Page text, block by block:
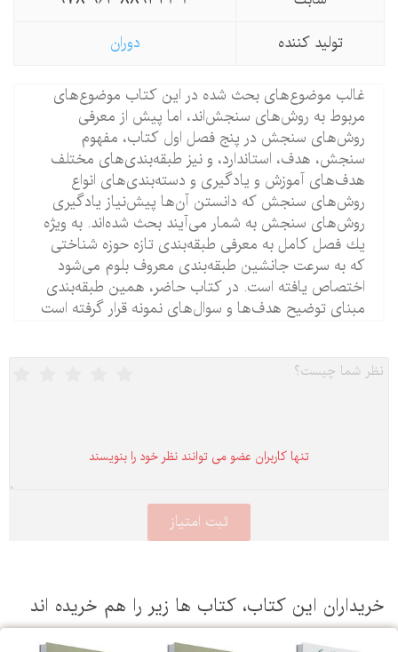
تولید كننده
دوران
غالب موضوع‌های بحث شده در این كتاب موضوع‌های
مربوط به روش‌های سنجش‌اند، اما پیش از معرفی
روش‌های سنجش در پنج فصل اول كتاب، مفهوم
سنجش، هدف، استاندارد، و نیز طبقه‌بندی‌های مختلف
هدف‌های آموزش و یادگیری و دسته‌بندی‌های انواع
روش‌های سنجش كه دانستن آن‌ها پیش‌نیاز یادگیری
روش‌های سنجش به شمار می‌آیند بحث شده‌اند. به ویژه
یك فصل كامل به معرفی طبقه‌بندی تازه حوزه شناختی
كه به سرعت جانشین طبقه‌بندی معروف بلوم می‌شود
اختصاص یافته است. در كتاب حاضر، همین طبقه‌بندی
مبنای توضیح هدف‌ها و سوال‌های نمونه قرار گرفته است
تنها كاربران عضو می توانند نظر خود را بنویسند
این كتاب، كتاب ها زیر را هم خریده اند